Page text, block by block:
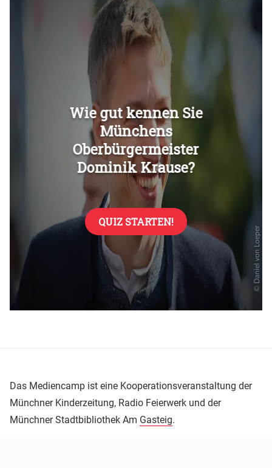
Das Mediencamp ist eine Kooperationsveranstaltung der
Münchner Kinderzeitung, Radio Feierwerk und der
Münchner Stadtbibliothek Am Gasteig.